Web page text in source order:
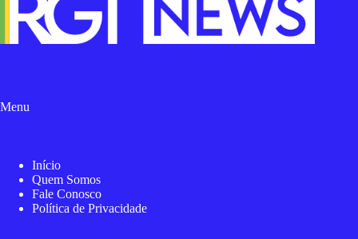
Menu
Início
Quem Somos
Fale Conosco
Política de Privacidade